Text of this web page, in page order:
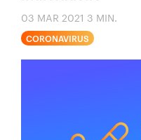
03 MAR 2021 3 MIN.
CORONAVIRUS